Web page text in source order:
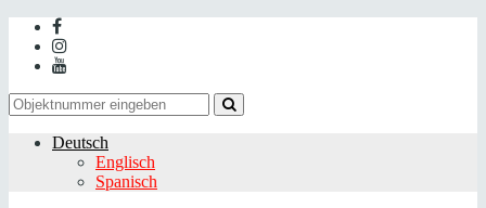
Deutsch
Englisch
Spanisch